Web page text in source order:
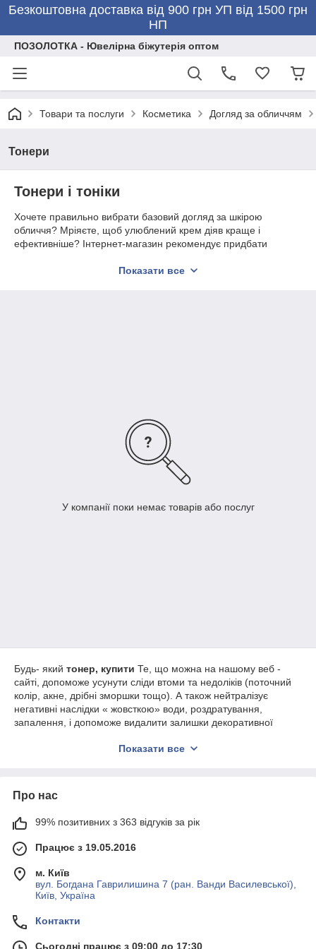
Безкоштовна доставка від 900 грн УП від 1500 грн
НП
ПОЗОЛОТКА - Ювелірна біжутерія оптом
Товари та послуги Косметика Догляд за обличчям
Тонери
Тонери і тоніки
Хочете правильно вибрати базовий догляд за шкірою
обличчя? Мріяєте, щоб улюблений крем діяв краще і
ефективніше? Інтернет-магазин рекомендує придбати
використовують на перехідному етапі, між очищенням і
Показати все
У компанії поки немає товарів або послуг
Будь- який тонер, купити Те, що можна на нашому веб -
сайті, допоможе усунути сліди втоми та недоліків (поточний
колір, акне, дрібні зморшки тощо). А також нейтралізує
негативні наслідки « жовсткою» води, роздратування,
запалення, і допоможе видалити залишки декоративної
очищення шкіри. У цій теці ви знайдете величезний вибір
можете вибрати ідеальний засіб за типом вашої шкіри.
особливо
Не знаєте, що такеКорейський тонік для обличчя
приємним ароматом. Її головна мета — підвищити тонус
шкіри, надати їй свіжості, пружності та еластичності. Крім
того, існує ряд додаткових завдань: відновити баланс води в
клітинах, зменшити запалення, попередити появу нових
прищів і д.
Показати все
Про нас
99% позитивних з 363 відгуків за рік
Працює з 19.05.2016
м. Київ
вул. Богдана Гаврилишина 7 (ран. Ванди Василевської),
Київ, Україна
Контакти
Сьогодні працює з 09:00 до 17:30